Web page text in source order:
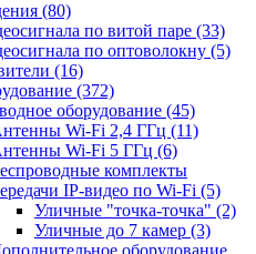
(80)
по витой паре (33)
по оптоволокну (5)
(16)
(372)
оборудование (45)
Wi-Fi 2,4 ГГц (11)
Wi-Fi 5 ГГц (6)
комплекты
IP-видео по Wi-Fi (5)
Уличные "точка-точка" (2)
Уличные до 7 камер (3)
оборудование